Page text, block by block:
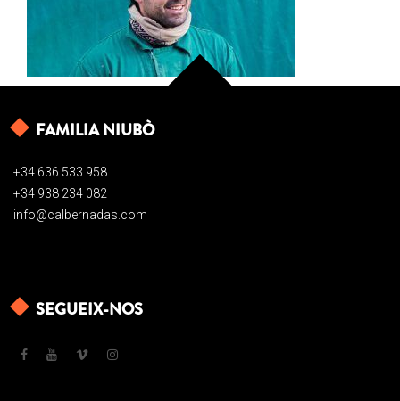
FAMILIA NIUBÒ
+34 636 533 958
+34 938 234 082
info@calbernadas.com
SEGUEIX-NOS